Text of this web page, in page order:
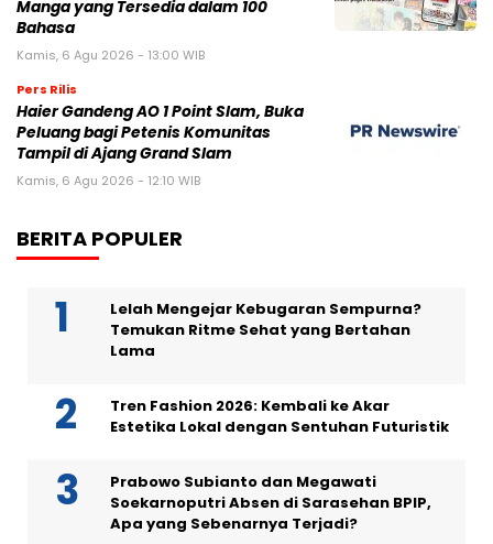
Manga yang Tersedia dalam 100
Bahasa
Kamis, 6 Agu 2026 - 13:00 WIB
Pers Rilis
Haier Gandeng AO 1 Point Slam, Buka
Peluang bagi Petenis Komunitas
Tampil di Ajang Grand Slam
Kamis, 6 Agu 2026 - 12:10 WIB
BERITA POPULER
Lelah Mengejar Kebugaran Sempurna?
Temukan Ritme Sehat yang Bertahan
Lama
Tren Fashion 2026: Kembali ke Akar
Estetika Lokal dengan Sentuhan Futuristik
Prabowo Subianto dan Megawati
Soekarnoputri Absen di Sarasehan BPIP,
Apa yang Sebenarnya Terjadi?